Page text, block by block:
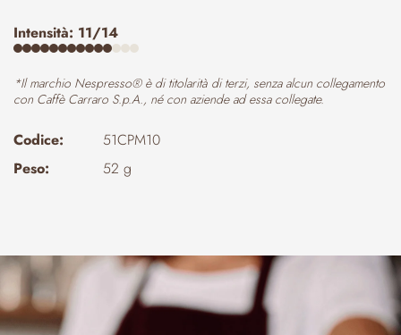
Intensità: 11/14
*Il marchio Nespresso® è di titolarità di terzi, senza alcun collegamento
con Caffè Carraro S.p.A., né con aziende ad essa collegate.
Codice:
51CPM10
Peso:
52 g